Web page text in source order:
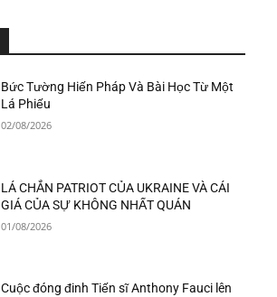
Bức Tường Hiến Pháp Và Bài Học Từ Một
Lá Phiếu
02/08/2026
LÁ CHẮN PATRIOT CỦA UKRAINE VÀ CÁI
GIÁ CỦA SỰ KHÔNG NHẤT QUÁN
01/08/2026
Cuộc đóng đinh Tiến sĩ Anthony Fauci lên